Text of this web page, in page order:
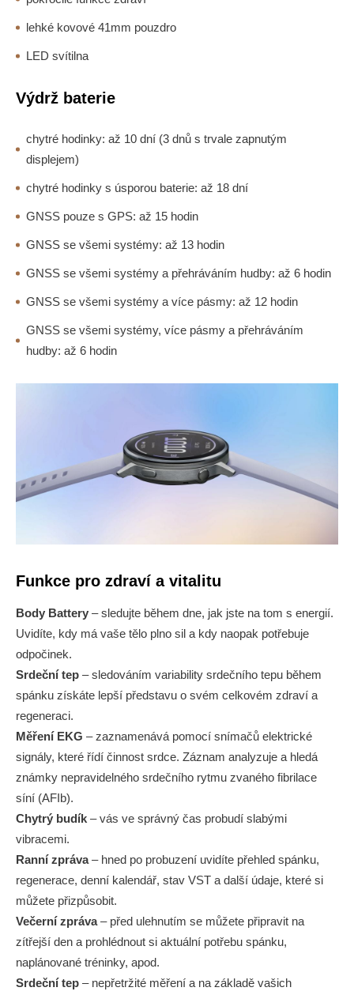
lehké kovové 41mm pouzdro
LED svítilna
Výdrž baterie
chytré hodinky: až 10 dní (3 dnů s trvale zapnutým
displejem)
chytré hodinky s úsporou baterie: až 18 dní
GNSS pouze s GPS: až 15 hodin
GNSS se všemi systémy: až 13 hodin
GNSS se všemi systémy a přehráváním hudby: až 6 hodin
GNSS se všemi systémy a více pásmy: až 12 hodin
GNSS se všemi systémy, více pásmy a přehráváním
hudby: až 6 hodin
Funkce pro zdraví a vitalitu
Body Battery – sledujte během dne, jak jste na tom s energií.
Uvidíte, kdy má vaše tělo plno sil a kdy naopak potřebuje
odpočinek.
Srdeční tep – sledováním variability srdečního tepu během
spánku získáte lepší představu o svém celkovém zdraví a
regeneraci.
Měření EKG – zaznamenává pomocí snímačů elektrické
signály, které řídí činnost srdce. Záznam analyzuje a hledá
známky nepravidelného srdečního rytmu zvaného fibrilace
síní (AFIb).
Chytrý budík – vás ve správný čas probudí slabými
vibracemi.
Ranní zpráva– hned po probuzení uvidíte přehled spánku,
regenerace, denní kalendář, stav VST a další údaje, které si
můžete přizpůsobit.
Večerní zpráva– před ulehnutím se můžete připravit na
zítřejší den a prohlédnout si aktuální potřebu spánku,
naplánované tréninky, apod.
Srdeční tep – nepřetržité měření a na základě vašich